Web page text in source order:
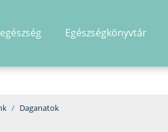
Egészségkönyvtár
Daganatok